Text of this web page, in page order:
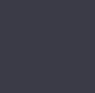
HF-VH 223